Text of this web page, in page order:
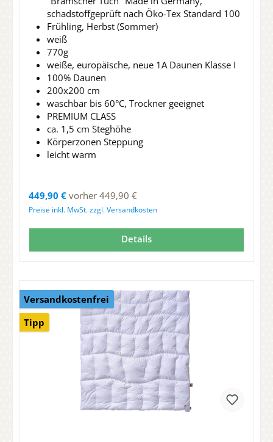
schadstoffgeprüft nach Öko-Tex Standard 100
Frühling, Herbst (Sommer)
weiß
770g
weiße, europäische, neue 1A Daunen Klasse I
100% Daunen
200x200 cm
waschbar bis 60°C, Trockner geeignet
PREMIUM CLASS
ca. 1,5 cm Steghöhe
Körperzonen Steppung
leicht warm
Regulärer Preis:
449,90 € vorher 449,90 €
Preise inkl. MwSt. zzgl. Versandkosten
Details
Versandkostenfrei
Tipp